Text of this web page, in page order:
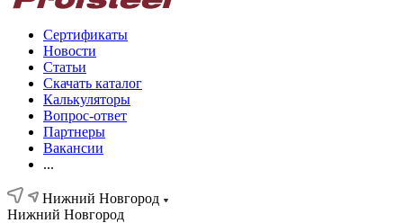
Сертификаты
Новости
Статьи
Скачать каталог
Калькуляторы
Вопрос-ответ
Партнеры
Вакансии
...
Нижний Новгород
Нижний Новгород